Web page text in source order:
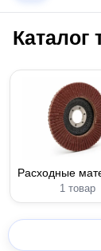
Каталог
Расходные
1 товар